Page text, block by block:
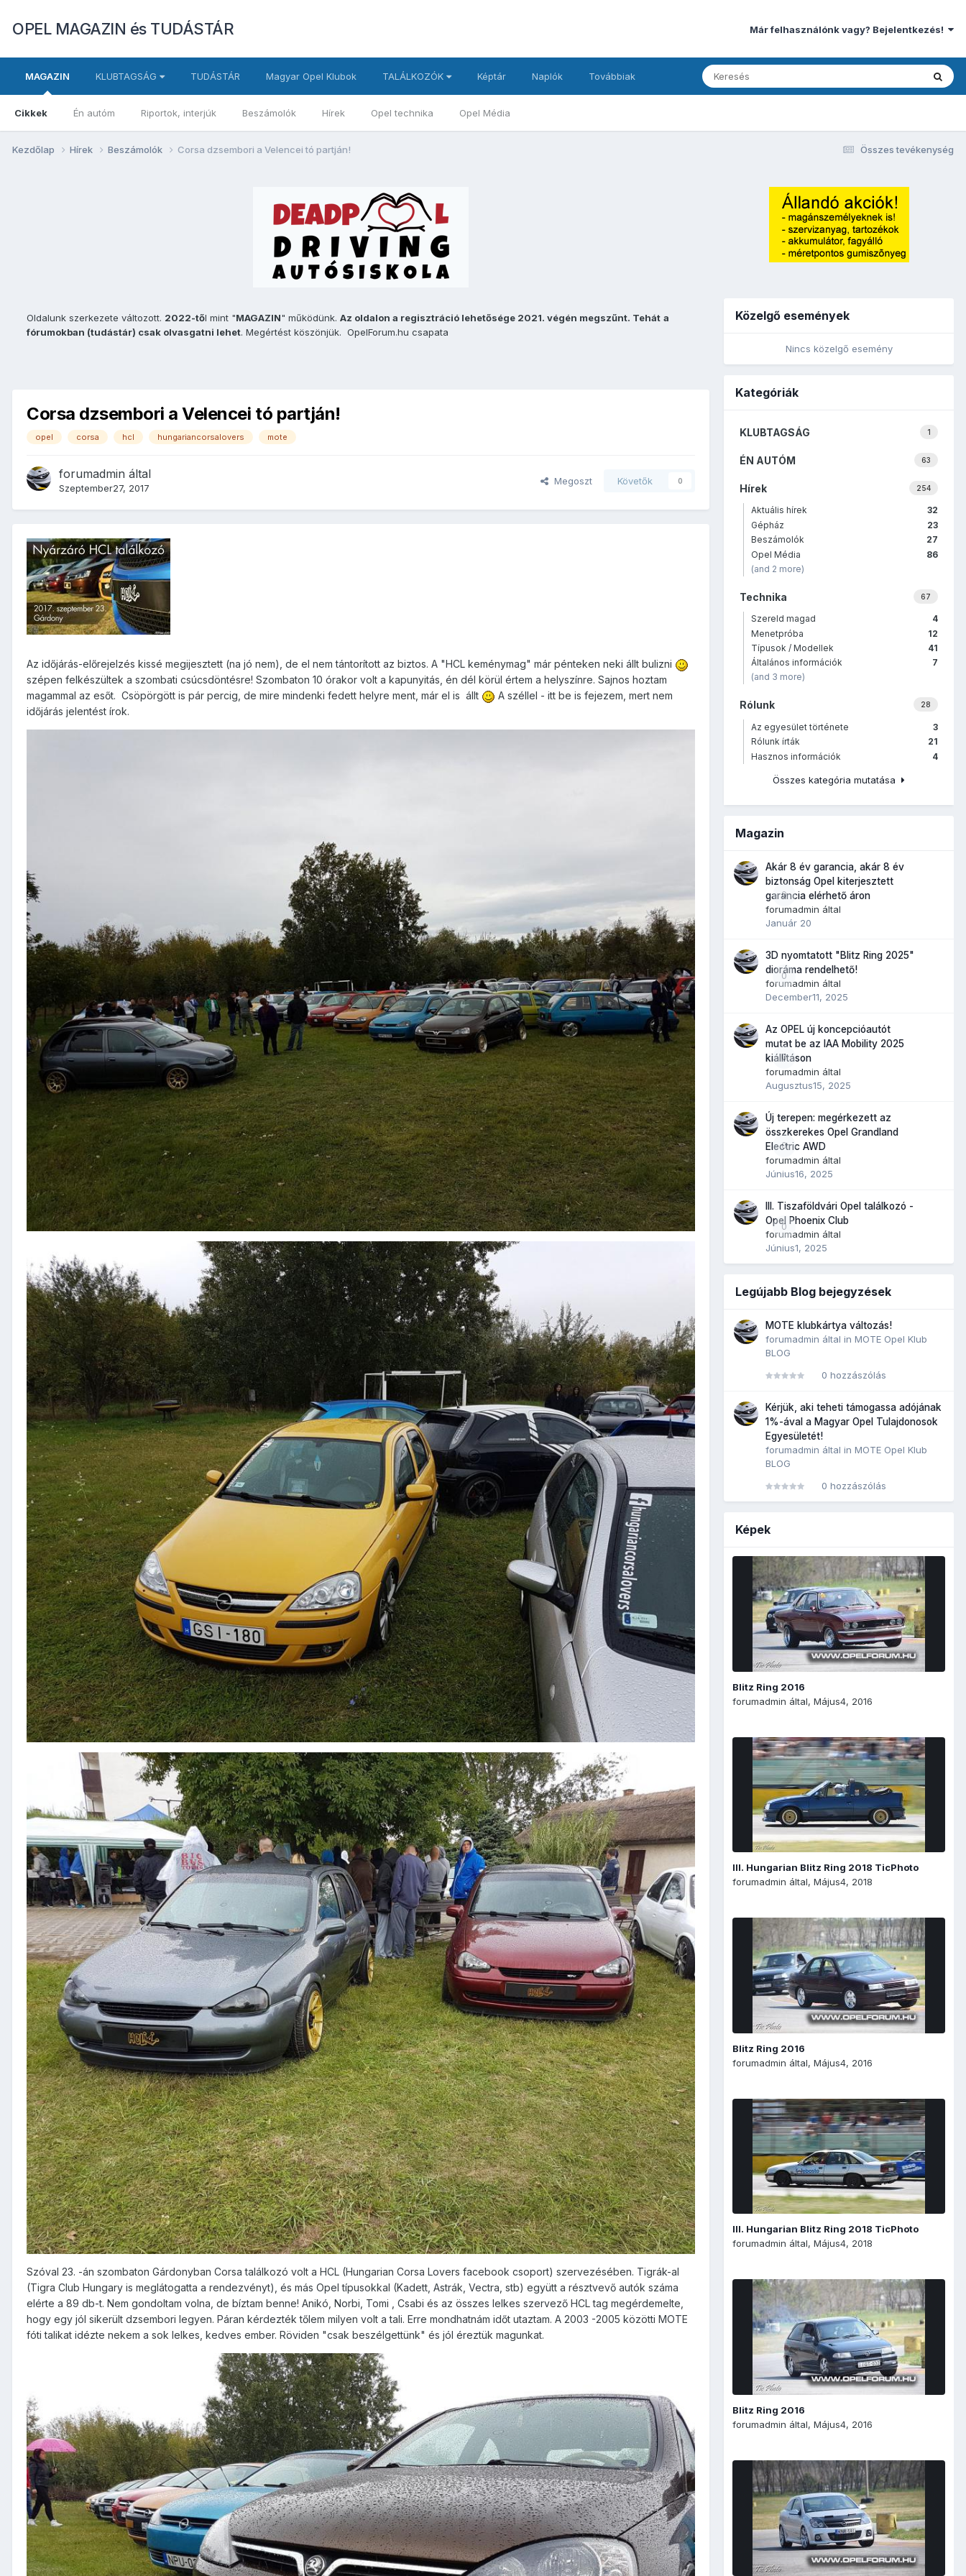
OPEL MAGAZIN és TUDÁSTÁR Már felhasználónk vagy? Bejelentkezés!
MAGAZIN
Cikkek Én autóm Riportok, interjúk Beszámolók Hírek Opel technika Opel Média
KLUBTAGSÁG TUDÁSTÁR Magyar Opel Klubok TALÁLKOZÓK Képtár Naplók Továbbiak
Összes tevékenység
Kezdőlap Hírek Beszámolók Corsa dzsembori a Velencei tó partján!
Oldalunk szerkezete változott. 2022-től mint "MAGAZIN" működünk. Az oldalon a regisztráció lehetősége 2021. végén megszűnt. Tehát a
fórumokban (tudástár) csak olvasgatni lehet. Megértést köszönjük. OpelForum.hu csapata
Corsa dzsembori a Velencei tó partján!
opel corsa hcl hungariancorsalovers mote
forumadmin által
Szeptember27, 2017
Megoszt Követők 0
Az időjárás-előrejelzés kissé megijesztett (na jó nem), de el nem tántorított az biztos. A "HCL keménymag" már pénteken neki állt bulizni
szépen felkészültek a szombati csúcsdöntésre! Szombaton 10 órakor volt a kapunyitás, én dél körül értem a helyszínre. Sajnos hoztam
magammal az esőt. Csöpörgött is pár percig, de mire mindenki fedett helyre ment, már el is állt
A széllel - itt be is fejezem, mert nem
időjárás jelentést írok.
Szóval 23. -án szombaton Gárdonyban Corsa találkozó volt a HCL (Hungarian Corsa Lovers facebook csoport) szervezésében. Tigrák-al
(Tigra Club Hungary is meglátogatta a rendezvényt), és más Opel típusokkal (Kadett, Astrák, Vectra, stb) együtt a résztvevő autók száma
elérte a 89 db-t. Nem gondoltam volna, de bíztam benne! Anikó, Norbi, Tomi , Csabi és az összes lelkes szervező HCL tag megérdemelte,
hogy egy jól sikerült dzsembori legyen. Páran kérdezték tőlem milyen volt a tali. Erre mondhatnám időt utaztam. A 2003 -2005 közötti MOTE
fóti talikat idézte nekem a sok lelkes, kedves ember. Röviden "csak beszélgettünk" és jól éreztük magunkat.
Közelgő események
Nincs közelgő esemény
Kategóriák
1
KLUBTAGSÁG
63
ÉN AUTÓM
254
Hírek
32
Aktuális hírek
23
Gépház
27
Beszámolók
86
Opel Média
(and 2 more)
67
Technika
4
Szereld magad
12
Menetpróba
41
Típusok / Modellek
7
Általános információk
(and 3 more)
28
Rólunk
3
Az egyesület története
21
Rólunk írták
4
Hasznos információk
Összes kategória mutatása
Magazin
0
Akár 8 év garancia, akár 8 év
biztonság Opel kiterjesztett
garancia elérhető áron
forumadmin által
Január 20
0
3D nyomtatott "Blitz Ring 2025"
dioráma rendelhető!
forumadmin által
December11, 2025
0
Az OPEL új koncepcióautót
mutat be az IAA Mobility 2025
kiállításon
forumadmin által
Augusztus15, 2025
0
Új terepen: megérkezett az
összkerekes Opel Grandland
Electric AWD
forumadmin által
Június16, 2025
0
III. Tiszaföldvári Opel találkozó -
Opel Phoenix Club
forumadmin által
Június1, 2025
Legújabb Blog bejegyzések
MOTE klubkártya változás!
forumadmin által in MOTE Opel Klub
BLOG
0 hozzászólás
Kérjük, aki teheti támogassa adójának
1%-ával a Magyar Opel Tulajdonosok
Egyesületét!
forumadmin által in MOTE Opel Klub
BLOG
0 hozzászólás
Képek
Blitz Ring 2016
forumadmin által, Május4, 2016
III. Hungarian Blitz Ring 2018 TicPhoto
forumadmin által, Május4, 2018
Blitz Ring 2016
forumadmin által, Május4, 2016
III. Hungarian Blitz Ring 2018 TicPhoto
forumadmin által, Május4, 2018
Blitz Ring 2016
forumadmin által, Május4, 2016